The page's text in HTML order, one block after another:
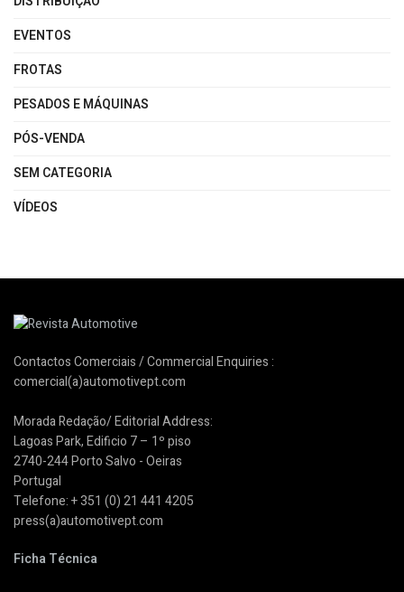
EVENTOS
FROTAS
PESADOS E MÁQUINAS
PÓS-VENDA
SEM CATEGORIA
VÍDEOS
Contactos Comerciais / Commercial Enquiries :
comercial(a)automotivept.com
Morada Redação/ Editorial Address:
Lagoas Park, Edificio 7 – 1º piso
2740-244 Porto Salvo - Oeiras
Portugal
Telefone: + 351 (0) 21 441 4205
press(a)automotivept.com
Ficha Técnica